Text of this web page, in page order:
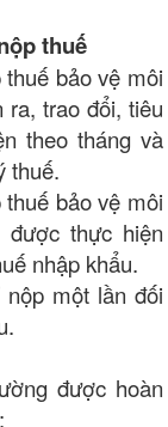
thuế
bảo vệ môi
trao đổi, tiêu
theo tháng và
thuế.
bảo vệ môi
thực hiện
nhập khẩu.
một lần đối
được hoàn